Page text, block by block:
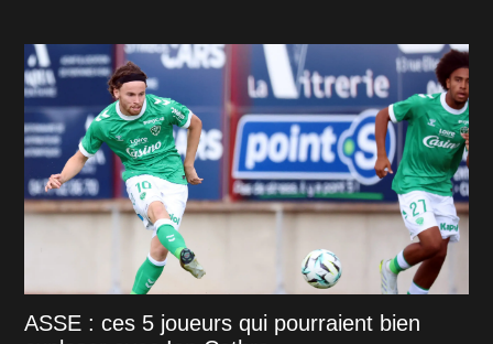
ASSE : ces 5 joueurs qui pourraient bien